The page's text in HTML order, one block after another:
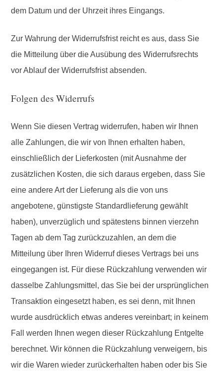
dem Datum und der Uhrzeit ihres Eingangs.
Zur Wahrung der Widerrufsfrist reicht es aus, dass Sie
die Mitteilung über die Ausübung des Widerrufsrechts
vor Ablauf der Widerrufsfrist absenden.
Folgen des Widerrufs
Wenn Sie diesen Vertrag widerrufen, haben wir Ihnen
alle Zahlungen, die wir von Ihnen erhalten haben,
einschließlich der Lieferkosten (mit Ausnahme der
zusätzlichen Kosten, die sich daraus ergeben, dass Sie
eine andere Art der Lieferung als die von uns
angebotene, günstigste Standardlieferung gewählt
haben), unverzüglich und spätestens binnen vierzehn
Tagen ab dem Tag zurückzuzahlen, an dem die
Mitteilung über Ihren Widerruf dieses Vertrags bei uns
eingegangen ist. Für diese Rückzahlung verwenden wir
dasselbe Zahlungsmittel, das Sie bei der ursprünglichen
Transaktion eingesetzt haben, es sei denn, mit Ihnen
wurde ausdrücklich etwas anderes vereinbart; in keinem
Fall werden Ihnen wegen dieser Rückzahlung Entgelte
berechnet. Wir können die Rückzahlung verweigern, bis
wir die Waren wieder zurückerhalten haben oder bis Sie